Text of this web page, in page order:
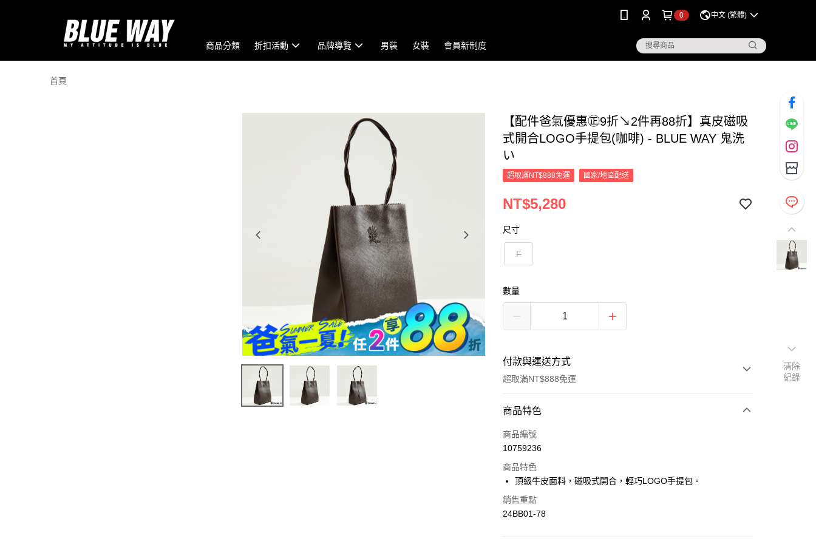
0 中文 (繁體)
商品分類 折扣活動 品牌導覽 男裝 女裝 會員新制度
首頁
【配件爸氣優惠㊣9折↘2件再88折】真皮磁吸
式開合LOGO手提包(咖啡) - BLUE WAY 鬼洗
い
超取滿NT$888免運 國家/地區配送
NT$5,280
尺寸
F
數量
付款與運送方式
超取滿NT$888免運
付款方式
信用卡一次付款
LINE Pay
Apple Pay
商品特色
商品編號
10759236
商品特色
頂級牛皮面料，磁吸式開合，輕巧LOGO手提包。
銷售重點
24BB01-78
清除
紀錄